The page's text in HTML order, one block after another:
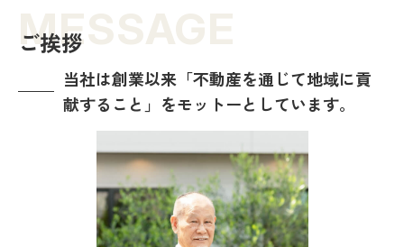
ご挨拶
当社は創業以来「不動産を通じて地域に貢
献すること」をモットーとしています。